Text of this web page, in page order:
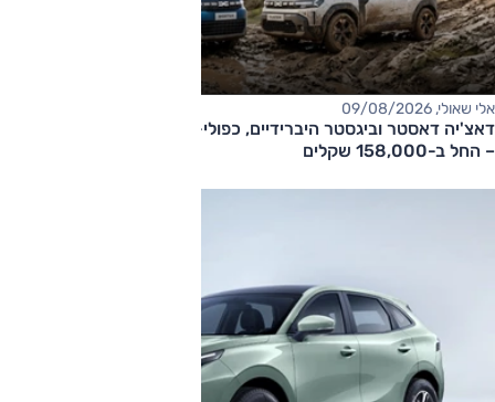
אלי שאולי, 09/08/2026
דאצ'יה דאסטר וביגסטר היברידיים, כפולי-הנעה עם תיבה אוטומטית
– החל ב-158,000 שקלים